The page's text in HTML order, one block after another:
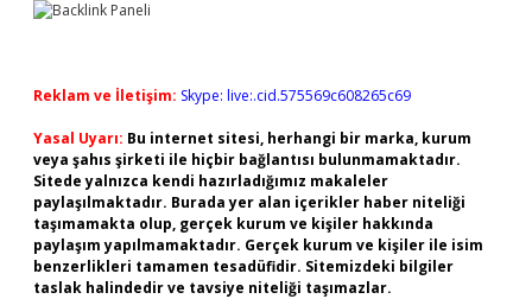
Reklam ve İletişim: Skype: live:.cid.575569c608265c69
Yasal Uyarı: Bu internet sitesi, herhangi bir marka, kurum
veya şahıs şirketi ile hiçbir bağlantısı bulunmamaktadır.
Sitede yalnızca kendi hazırladığımız makaleler
paylaşılmaktadır. Burada yer alan içerikler haber niteliği
taşımamakta olup, gerçek kurum ve kişiler hakkında
paylaşım yapılmamaktadır. Gerçek kurum ve kişiler ile isim
benzerlikleri tamamen tesadüfidir. Sitemizdeki bilgiler
taslak halindedir ve tavsiye niteliği taşımazlar.